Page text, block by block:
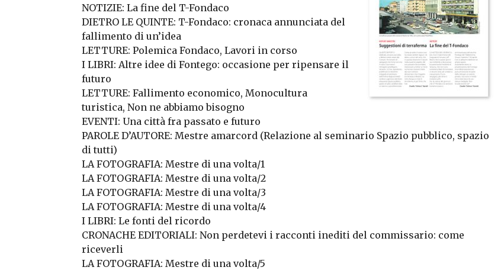
NOTIZIE: La fine del T-Fondaco
DIETRO LE QUINTE: T-Fondaco: cronaca annunciata del
fallimento di un’idea
LETTURE: Polemica Fondaco, Lavori in corso
I LIBRI: Altre idee di Fontego: occasione per ripensare il
futuro
LETTURE: Fallimento economico, Monocultura
turistica, Non ne abbiamo bisogno
EVENTI: Una città fra passato e futuro
PAROLE D’AUTORE: Mestre amarcord (Relazione al seminario Spazio pubblico, spazio
di tutti)
LA FOTOGRAFIA: Mestre di una volta/1
LA FOTOGRAFIA: Mestre di una volta/2
LA FOTOGRAFIA: Mestre di una volta/3
LA FOTOGRAFIA: Mestre di una volta/4
I LIBRI: Le fonti del ricordo
CRONACHE EDITORIALI: Non perdetevi i racconti inediti del commissario: come
riceverli
LA FOTOGRAFIA: Mestre di una volta/5